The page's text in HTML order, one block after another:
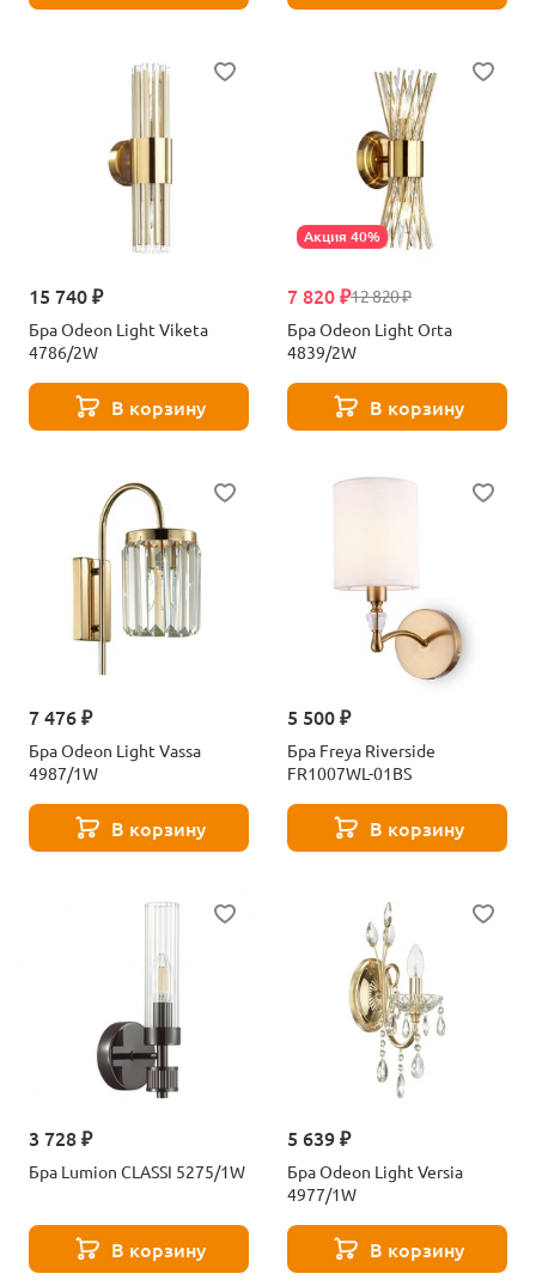
15 740 ₽
Бра Odeon Light Viketa
4786/2W
В корзину
Акция 40%
12 820 ₽
7 820 ₽
Бра Odeon Light Orta
4839/2W
В корзину
7 476 ₽
Бра Odeon Light Vassa
4987/1W
В корзину
5 500 ₽
Бра Freya Riverside
FR1007WL-01BS
В корзину
3 728 ₽
Бра Lumion CLASSI 5275/1W
В корзину
5 639 ₽
Бра Odeon Light Versia
4977/1W
В корзину